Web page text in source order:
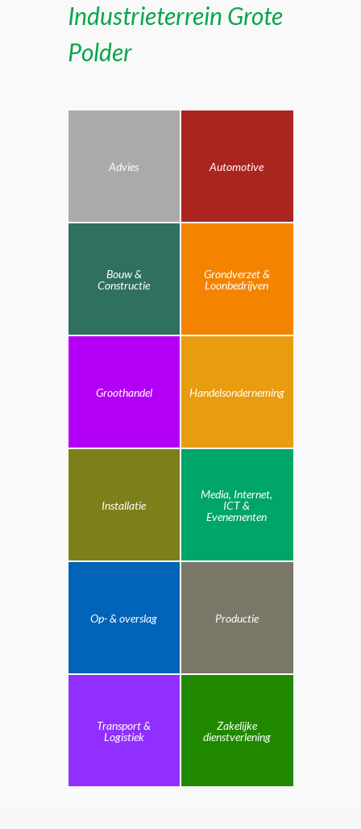
Industrieterrein Grote
Polder
Advies Automotive
Bouw &
Constructie
Grondverzet &
Loonbedrijven
Groothandel Handelsonderneming
Installatie
Media, Internet,
ICT &
Evenementen
Op- & overslag Productie
Transport &
Logistiek
Zakelijke
dienstverlening